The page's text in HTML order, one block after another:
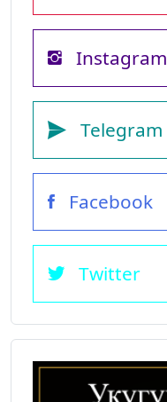
Instagram
Telegram
Facebook
Twitter